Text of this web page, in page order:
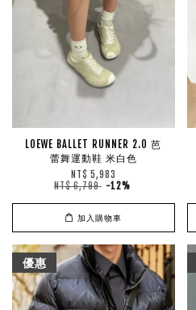
LOEWE BALLET RUNNER 2.0 芭
蕾舞運動鞋 米白色
NT$ 5,983
NT$ 6,799 -12%
加入購物車
優惠